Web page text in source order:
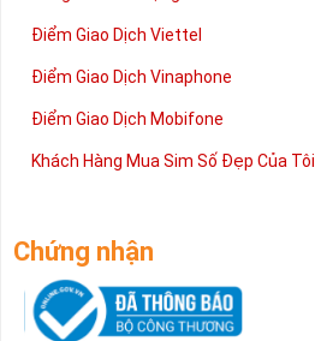
Điểm Giao Dịch Viettel
Điểm Giao Dịch Vinaphone
Điểm Giao Dịch Mobifone
Khách Hàng Mua Sim Số Đẹp Của Tôi
Chứng nhận